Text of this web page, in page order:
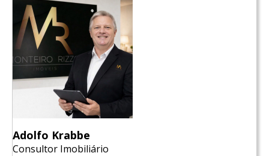
Adolfo Krabbe
Consultor Imobiliário